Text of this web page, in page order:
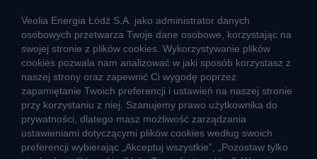
CIEPŁO SYSTEMOWE
Zalety ciepła systemowego
Ciepło przez cały rok
Usługi okołociepłownicze
Veolia Energia Łódź S.A. jako administrator danych
osobowych przetwarza Twoje dane osobowe, korzystając na
swojej stronie z plików cookies. Wykorzystywanie plików
cookies pozwala nam analizować w jaki sposób korzystasz z
naszej strony oraz zapewnić Ci wygodę poprzez
zapamiętanie Twoich preferencji i ustawień na naszej stronie
przy korzystaniu z niej. Szanujemy prawo użytkownika do
prywatności, dlatego masz możliwość zarządzania
ustawieniami dotyczącymi plików cookies według swoich
preferencji wybierając „Akceptuj wszystkie”, „Pozostaw tylko